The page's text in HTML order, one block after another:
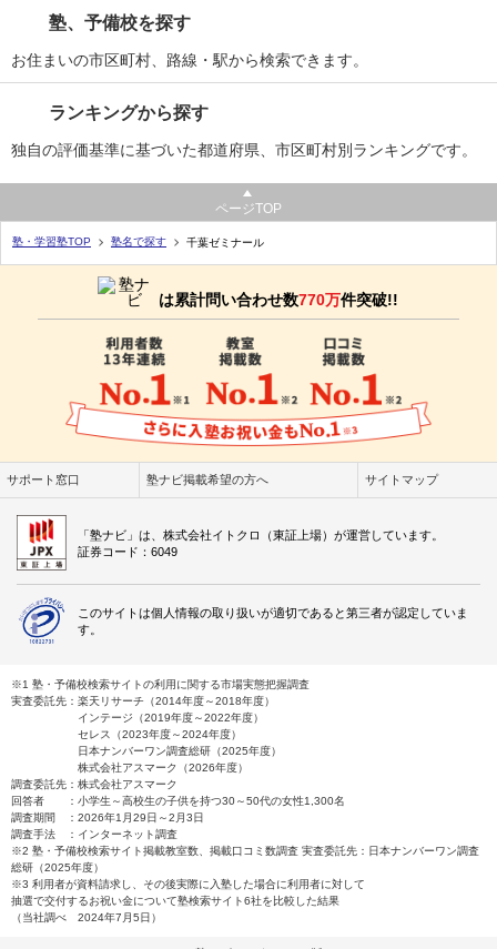
塾、予備校を探す
お住まいの市区町村、路線・駅から検索できます。
ランキングから探す
独自の評価基準に基づいた都道府県、市区町村別ランキングです。
ページTOP
塾・学習塾TOP 塾名で探す 千葉ゼミナール
は累計問い合わせ数770万件突破!!
サポート窓口 塾ナビ掲載希望の方へ サイトマップ
「塾ナビ」は、株式会社イトクロ（東証上場）が運営しています。
証券コード：6049
このサイトは個人情報の取り扱いが適切であると第三者が認定していま
す。
※1 塾・予備校検索サイトの利用に関する市場実態把握調査
実査委託先：楽天リサーチ（2014年度～2018年度）
インテージ（2019年度～2022年度）
セレス（2023年度～2024年度）
日本ナンバーワン調査総研（2025年度）
株式会社アスマーク（2026年度）
調査委託先：株式会社アスマーク
回答者 ：小学生～高校生の子供を持つ30～50代の女性1,300名
調査期間 ：2026年1月29日～2月3日
調査手法 ：インターネット調査
※2 塾・予備校検索サイト掲載教室数、掲載口コミ数調査 実査委託先：日本ナンバーワン調査
総研（2025年度）
※3 利用者が資料請求し、その後実際に入塾した場合に利用者に対して
抽選で交付するお祝い金について塾検索サイト6社を比較した結果
（当社調べ 2024年7月5日）